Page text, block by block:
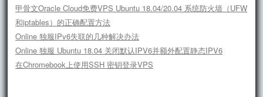
甲骨文Oracle Cloud免费VPS Ubuntu 18.04/20.04 系统防火墙（UFW
和iptables）的正确配置方法
Online 独服IPv6失联的几种解决办法
Online 独服 Ubuntu 18.04 关闭默认IPV6并额外配置静态IPV6
在Chromebook上使用SSH 密钥登录VPS